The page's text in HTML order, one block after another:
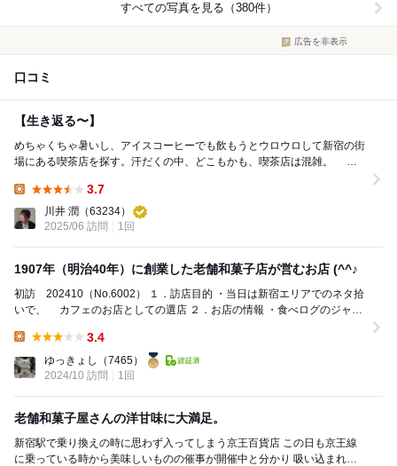
すべての写真を見る（380件）
広告を非表示
口コミ
【生き返る〜】
めちゃくちゃ暑いし、アイスコーヒーでも飲もうとウロウロして新宿の街
場にある喫茶店を探す。汗だくの中、どこもかも、喫茶店は混雑。 と
3.7
川井 潤 （63234）
2025/06 訪問
1回
1907年（明治40年）に創業した老舗和菓子店が営むお店 (^^♪
初訪 202410（No.6002） １．訪店目的 ・当日は新宿エリアでのネタ拾
いで、 カフェのお店としての選店 ２．お店の情報 ・食べログのジャン
3.4
ゆっきょし
（7465）
2024/10 訪問
1回
老舗和菓子屋さんの洋甘味に大満足。
新宿駅で乗り換えの時に思わず入ってしまう京王百貨店 この日も京王線
に乗っている時から美味しいものの催事が開催中と分かり 吸い込まれる